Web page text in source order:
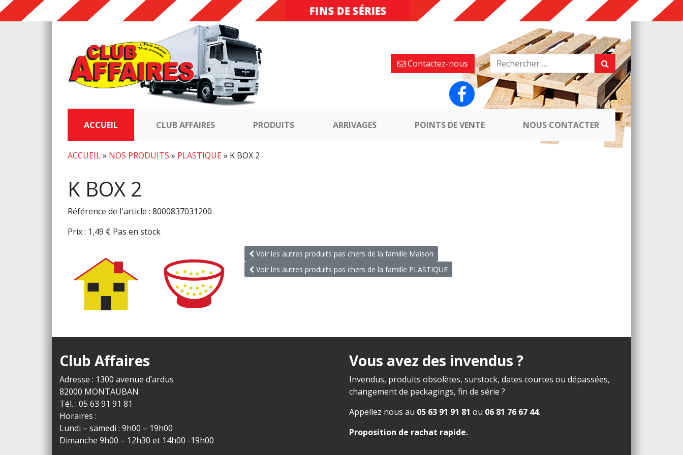
DESTOCKAGE
FINS DE SÉRIES
Contactez-nous
ACCUEIL CLUB AFFAIRES PRODUITS ARRIVAGES POINTS DE VENTE NOUS CONTACTER
ACCUEIL» NOS PRODUITS » PLASTIQUE» K BOX 2
K BOX 2
Référence de l'article : 8000837031200
Prix : 1,49 € Pas en stock
Voir les autres produits pas chers de la famille Maison
Voir les autres produits pas chers de la famille PLASTIQUE
Club Affaires
Adresse : 1300 avenue d’ardus
82000 MONTAUBAN
Tél. : 05 63 91 91 81
Horaires :
Lundi – samedi : 9h00 – 19h00
Dimanche 9h00 – 12h30 et 14h00 -19h00
Vous avez des invendus ?
Invendus, produits obsolètes, surstock, dates courtes ou dépassées,
changement de packagings, fin de série ?
Appellez nous au 05 63 91 91 81 ou 06 81 76 67 44.
Proposition de rachat rapide.